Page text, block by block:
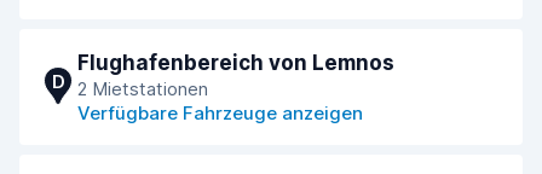
D
Flughafenbereich von Lemnos
2 Mietstationen
Verfügbare Fahrzeuge anzeigen